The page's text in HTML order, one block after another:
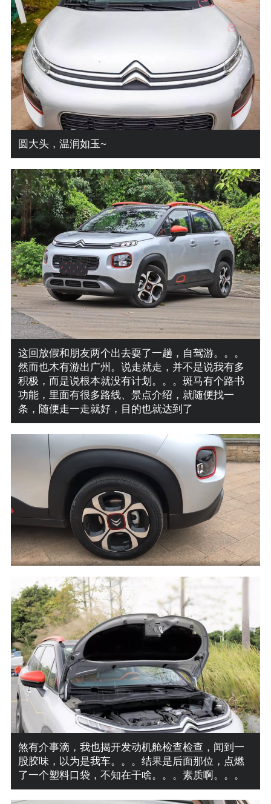
圆大头，温润如玉~
这回放假和朋友两个出去耍了一趟，自驾游。。。
然而也木有游出广州。说走就走，并不是说我有多
积极，而是说根本就没有计划。。。斑马有个路书
功能，里面有很多路线、景点介绍，就随便找一
条，随便走一走就好，目的也就达到了
煞有介事滴，我也揭开发动机舱检查检查，闻到一
股胶味，以为是我车。。。结果是后面那位，点燃
了一个塑料口袋，不知在干啥。。。素质啊。。。